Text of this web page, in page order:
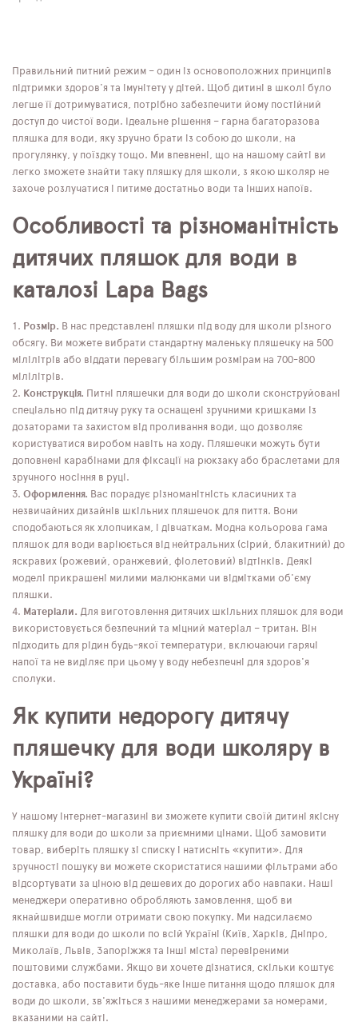
Правильний питний режим – один із основоположних принципів
підтримки здоров'я та імунітету у дітей. Щоб дитині в школі було
легше її дотримуватися, потрібно забезпечити йому постійний
доступ до чистої води. Ідеальне рішення – гарна багаторазова
пляшка для води, яку зручно брати із собою до школи, на
прогулянку, у поїздку тощо. Ми впевнені, що на нашому сайті ви
легко зможете знайти таку пляшку для школи, з якою школяр не
захоче розлучатися і питиме достатньо води та інших напоїв.
Особливості та різноманітність
дитячих пляшок для води в
каталозі Lapa Bags
Розмір. В нас представлені пляшки під воду для школи різного
обсягу. Ви можете вибрати стандартну маленьку пляшечку на 500
мілілітрів або віддати перевагу більшим розмірам на 700-800
мілілітрів.
Конструкція. Питні пляшечки для води до школи сконструйовані
спеціально під дитячу руку та оснащені зручними кришками із
дозаторами та захистом від проливання води, що дозволяє
користуватися виробом навіть на ходу. Пляшечки можуть бути
доповнені карабінами для фіксації на рюкзаку або браслетами для
зручного носіння в руці.
Оформлення. Вас порадує різноманітність класичних та
незвичайних дизайнів шкільних пляшечок для пиття. Вони
сподобаються як хлопчикам, і дівчаткам. Модна кольорова гама
пляшок для води варіюється від нейтральних (сірий, блакитний) до
яскравих (рожевий, оранжевий, фіолетовий) відтінків. Деякі
моделі прикрашені милими малюнками чи відмітками об'єму
пляшки.
Матеріали. Для виготовлення дитячих шкільних пляшок для води
використовується безпечний та міцний матеріал – тритан. Він
підходить для рідин будь-якої температури, включаючи гарячі
напої та не виділяє при цьому у воду небезпечні для здоров'я
сполуки.
Як купити недорогу дитячу
пляшечку для води школяру в
Україні?
У нашому інтернет-магазині ви зможете купити своїй дитині якісну
пляшку для води до школи за приємними цінами. Щоб замовити
товар, виберіть пляшку зі списку і натисніть «купити». Для
зручності пошуку ви можете скористатися нашими фільтрами або
відсортувати за ціною від дешевих до дорогих або навпаки. Наші
менеджери оперативно обробляють замовлення, щоб ви
якнайшвидше могли отримати свою покупку. Ми надсилаємо
пляшки для води до школи по всій Україні (Київ, Харків, Дніпро,
Миколаїв, Львів, Запоріжжя та інші міста) перевіреними
поштовими службами. Якщо ви хочете дізнатися, скільки коштує
доставка, або поставити будь-яке інше питання щодо пляшок для
води до школи, зв'яжіться з нашими менеджерами за номерами,
вказаними на сайті.